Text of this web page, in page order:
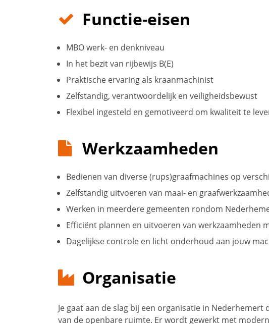
Functie-eisen
MBO werk- en denkniveau
In het bezit van rijbewijs B(E)
Praktische ervaring als kraanmachinist
Zelfstandig, verantwoordelijk en veiligheidsbewust
Flexibel ingesteld en gemotiveerd om kwaliteit te
Werkzaamheden
Bedienen van diverse (rups)graafmachines op
Zelfstandig uitvoeren van maai- en
Werken in meerdere gemeenten rondom
Efficiënt plannen en uitvoeren van werkzaamheden
Dagelijkse controle en licht onderhoud aan jouw
Organisatie
Je gaat aan de slag bij een organisatie in
van de openbare ruimte. Er wordt gewerkt met